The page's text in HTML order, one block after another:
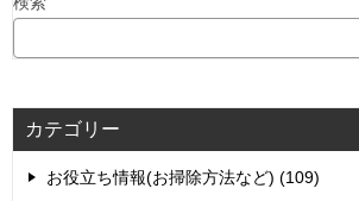
カテゴリー
お役立ち情報(お掃除方法など) (109)